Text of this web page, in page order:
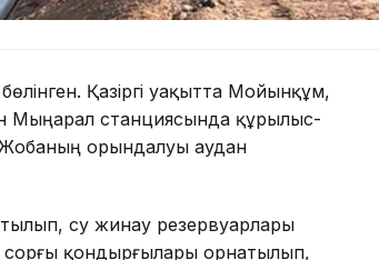
Қазіргі уақытта Мойынқұм,
Мыңарал станциясында құрылыс-
орындалуы аудан
су жинау резервуарлары
сорғы қондырғылары орнатылып,